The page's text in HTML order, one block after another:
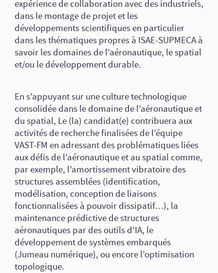
expérience de collaboration avec des industriels,
dans le montage de projet et les
développements scientifiques en particulier
dans les thématiques propres à ISAE-SUPMECA à
savoir les domaines de l’aéronautique, le spatial
et/ou le développement durable.
En s’appuyant sur une culture technologique
consolidée dans le domaine de l’aéronautique et
du spatial, Le (la) candidat(e) contribuera aux
activités de recherche finalisées de l’équipe
VAST-FM en adressant des problématiques liées
aux défis de l’aéronautique et au spatial comme,
par exemple, l’amortissement vibratoire des
structures assemblées (identification,
modélisation, conception de liaisons
fonctionnalisées à pouvoir dissipatif…), la
maintenance prédictive de structures
aéronautiques par des outils d’IA, le
développement de systèmes embarqués
(Jumeau numérique), ou encore l’optimisation
topologique.